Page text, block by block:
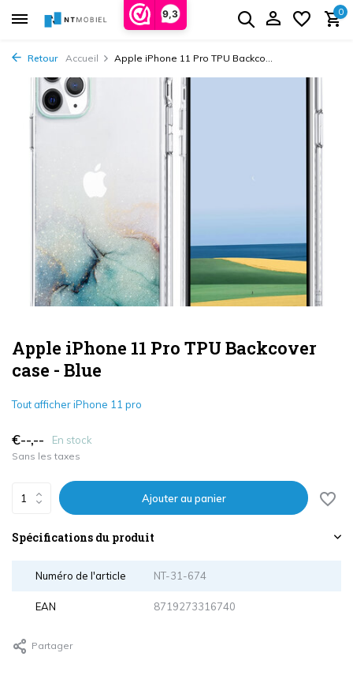
9,3 0
Retour Accueil Apple iPhone 11 Pro TPU Backco...
Apple iPhone 11 Pro TPU Backcover
case - Blue
Tout afficher iPhone 11 pro
€--,-- En stock
Sans les taxes
Ajouter au panier
Spécifications du produit
Numéro de l'article NT-31-674
EAN 8719273316740
Partager